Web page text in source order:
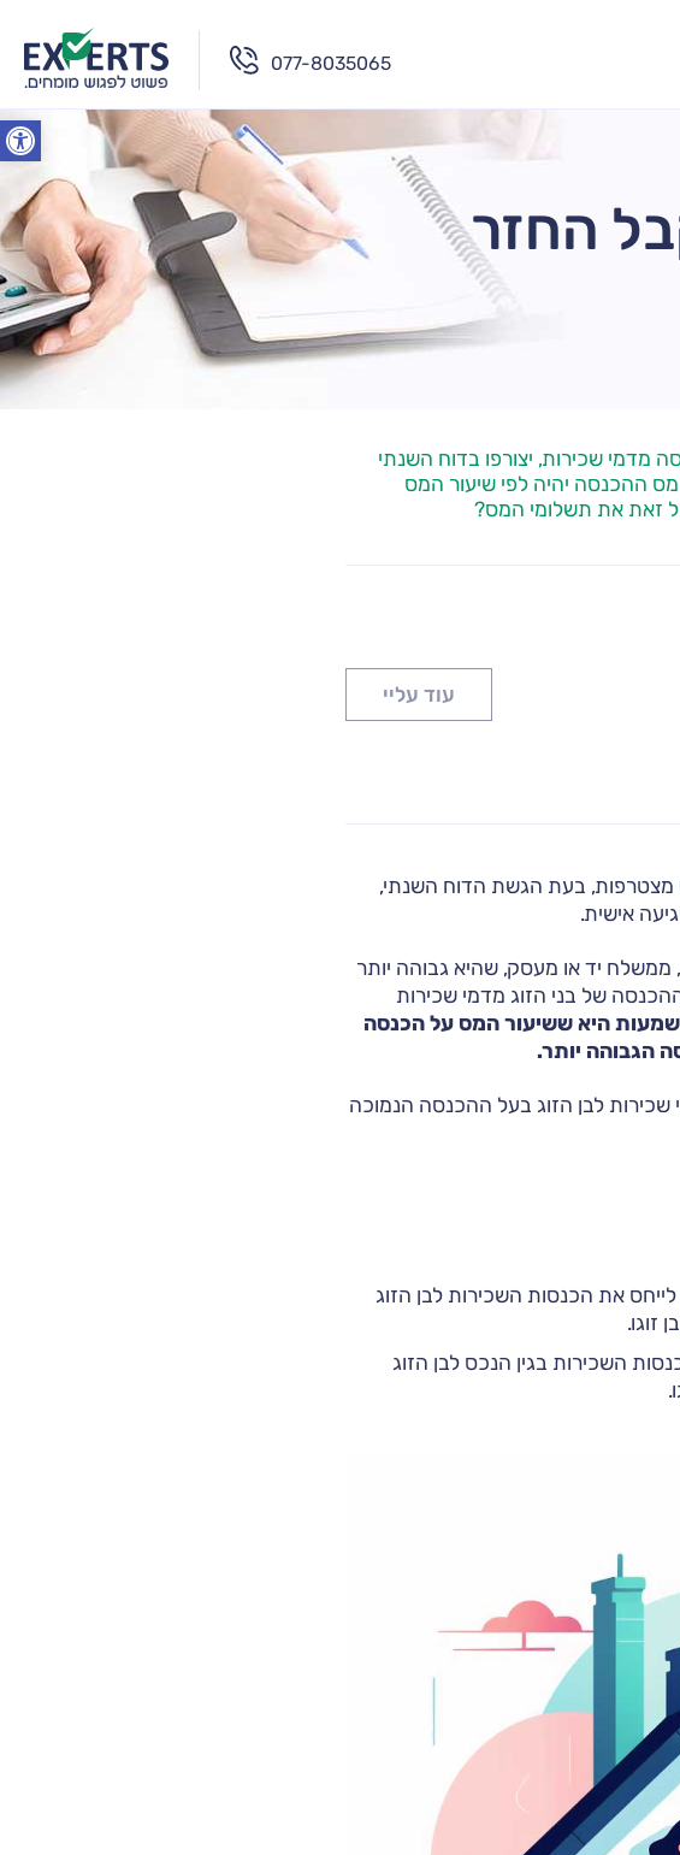
פתח
077-8035065
החזר
שכירות, יצורפו בדוח השנתי
ההכנסה יהיה לפי שיעור המס
זאת את תשלומי המס?
עוד עליי
מצטרפות, בעת הגשת הדוח השנתי,
אישית.
יד או מעסק, שהיא גבוהה יותר
של בני הזוג מדמי שכירות
היא ששיעור המס על הכנסה
הגבוהה יותר.
לבן הזוג בעל ההכנסה הנמוכה
את הכנסות השכירות לבן הזוג
זוגו.
השכירות בגין הנכס לבן הזוג